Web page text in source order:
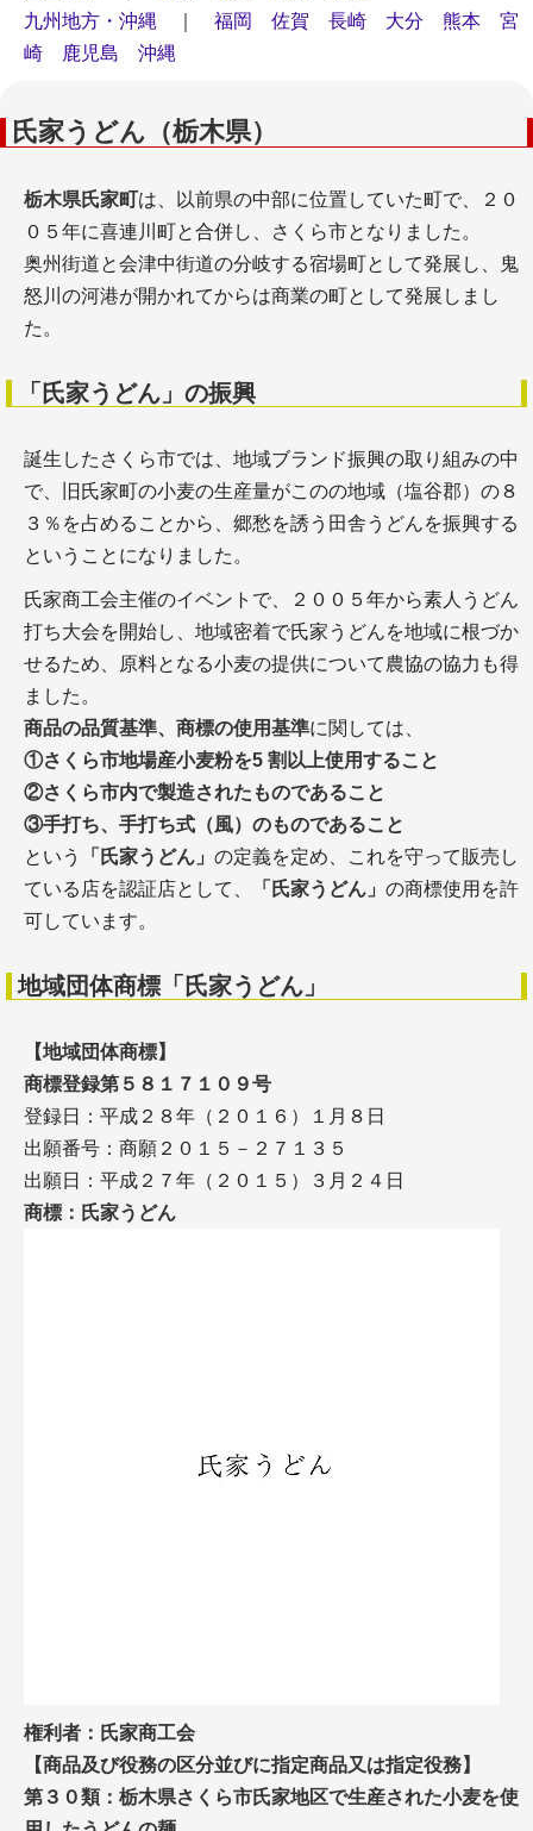
九州地方・沖縄
福岡 佐賀 長崎 大分 熊本
宮
崎
鹿児島 沖縄
氏家うどん（栃木県）
栃木県氏家町は、以前県の中部に位置していた町で、２０
０５年に喜連川町と合併し、さくら市となりました。
奥州街道と会津中街道の分岐する宿場町として発展し、鬼
怒川の河港が開かれてからは商業の町として発展しまし
た。
「氏家うどん」の振興
誕生したさくら市では、地域ブランド振興の取り組みの中
で、旧氏家町の小麦の生産量がこのの地域（塩谷郡）の８
３％を占めることから、郷愁を誘う田舎うどんを振興する
ということになりました。
氏家商工会主催のイベントで、２００５年から素人うどん
打ち大会を開始し、地域密着で氏家うどんを地域に根づか
せるため、原料となる小麦の提供について農協の協力も得
ました。
商品の品質基準、商標の使用基準に関しては、
①さくら市地場産小麦粉を5 割以上使用すること
②さくら市内で製造されたものであること
③手打ち、手打ち式（風）のものであること
という
「氏家うどん」 の定義を定め、これを守って販売し
ている店を認証店として、
「氏家うどん」 の商標使用を許
可しています。
地域団体商標「氏家うどん」
【地域団体商標】
商標登録第５８１７１０９号
登録日：平成２８年（２０１６）１月８日
出願番号：商願２０１５－２７１３５
出願日：平成２７年（２０１５）３月２４日
商標：氏家うどん
権利者：氏家商工会
【商品及び役務の区分並びに指定商品又は指定役務】
第３０類：栃木県さくら市氏家地区で生産された小麦を使